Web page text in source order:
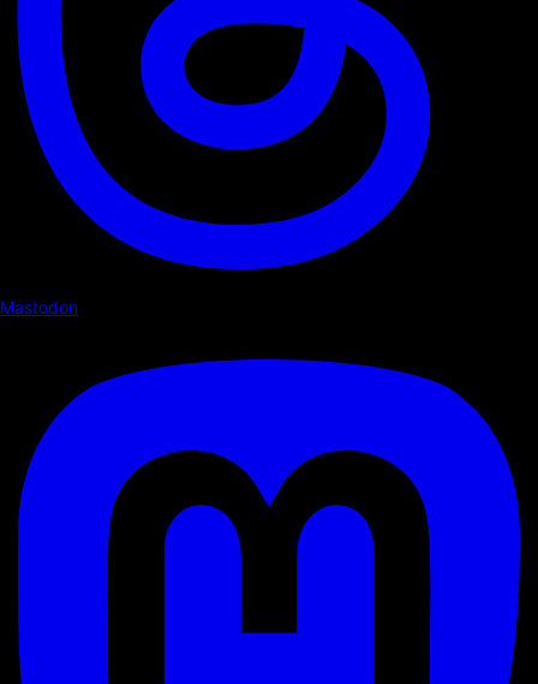
Mastodon